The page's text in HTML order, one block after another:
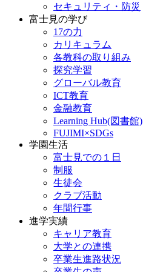
セキュリティ・防災
富士見の学び
17の力
カリキュラム
各教科の取り組み
探究学習
グローバル教育
ICT教育
金融教育
Learning Hub(図書館)
FUJIMI×SDGs
学園生活
富士見での１日
制服
生徒会
クラブ活動
年間行事
進学実績
キャリア教育
大学との連携
卒業生進路状況